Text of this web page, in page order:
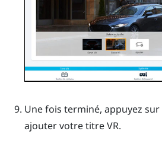
Une fois terminé, appuyez sur
ajouter votre titre VR.